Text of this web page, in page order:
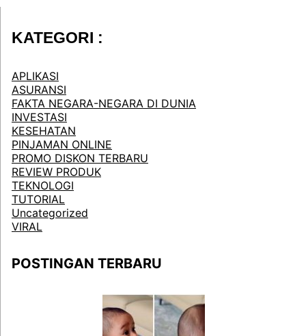
KATEGORI :
APLIKASI
ASURANSI
FAKTA NEGARA-NEGARA DI DUNIA
INVESTASI
KESEHATAN
PINJAMAN ONLINE
PROMO DISKON TERBARU
REVIEW PRODUK
TEKNOLOGI
TUTORIAL
Uncategorized
VIRAL
POSTINGAN TERBARU